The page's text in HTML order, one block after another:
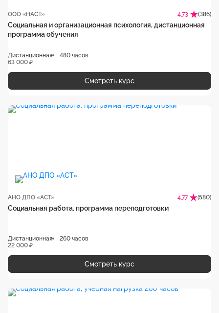
ООО «НАСТ» 4.73 (386)
Социальная и организационная психология, дистанционная
программа обучения
Дистанционная
480 часов
63 000 ₽
Смотреть курс
АНО ДПО «АСТ» 4.77 (580)
Социальная работа, программа переподготовки
Дистанционная
260 часов
22 000 ₽
Смотреть курс